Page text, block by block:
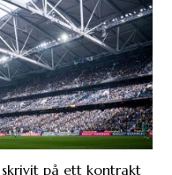
skrivit på ett kontrakt